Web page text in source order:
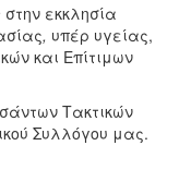
στην εκκλησία
, υπέρ υγείας,
και Επίτιμων
Τακτικών
Συλλόγου μας.